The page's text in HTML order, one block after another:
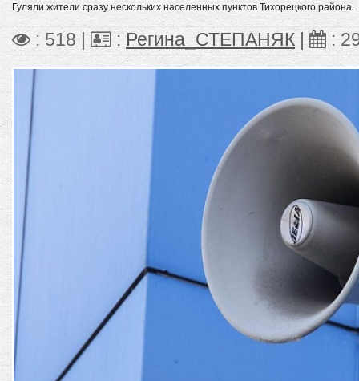
Гуляли жители сразу нескольких населенных пунктов Тихорецкого района.
: 518 | : Регина_СТЕПАНЯК| :